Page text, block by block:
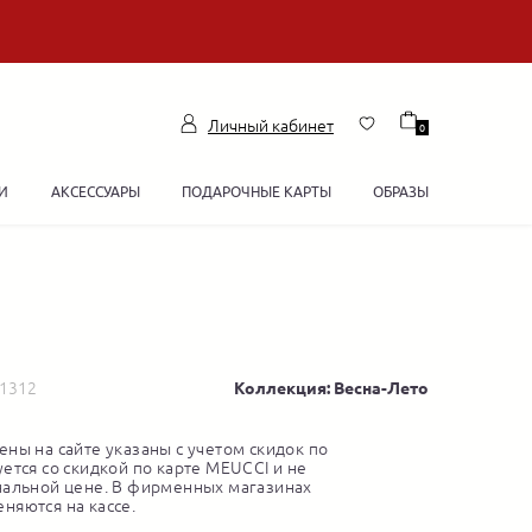
Личный кабинет 0
АКСЕССУАРЫ ПОДАРОЧНЫЕ КАРТЫ ОБРАЗЫ
Коллекция: Весна-Лето
на сайте указаны с учетом скидок по
со скидкой по карте MEUCCI и не
цене. В фирменных магазинах
на кассе.